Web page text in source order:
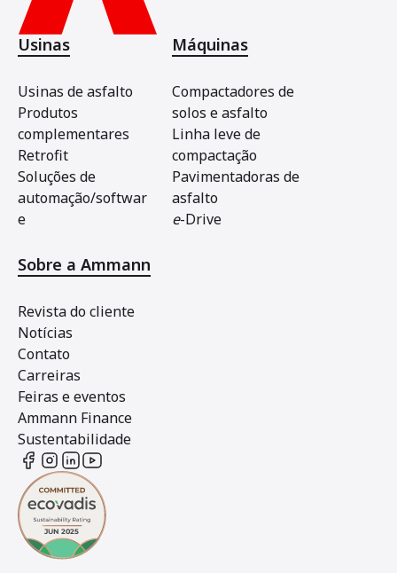
Usinas
Usinas de asfalto
Produtos
complementares
Retrofit
Soluções de
automação/softwar
e
Máquinas
Compactadores de
solos e asfalto
Linha leve de
compactação
Pavimentadoras de
asfalto
e-Drive
Sobre a Ammann
Revista do cliente
Notícias
Contato
Carreiras
Feiras e eventos
Ammann Finance
Sustentabilidade